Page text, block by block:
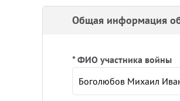
Общая информация
* ФИО участника войны